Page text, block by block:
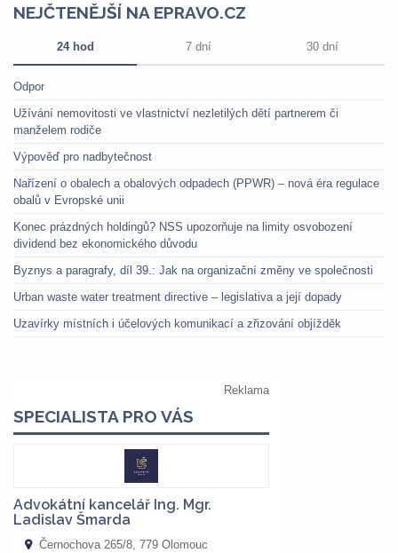
NEJČTENĚJŠÍ NA EPRAVO.CZ
24 hod 7 dní 30 dní
Odpor
Užívání nemovitosti ve vlastnictví nezletilých dětí partnerem či
manželem rodiče
Výpověď pro nadbytečnost
Nařízení o obalech a obalových odpadech (PPWR) – nová éra regulace
obalů v Evropské unii
Konec prázdných holdingů? NSS upozorňuje na limity osvobození
dividend bez ekonomického důvodu
Byznys a paragrafy, díl 39.: Jak na organizační změny ve společnosti
Urban waste water treatment directive – legislativa a její dopady
Uzavírky místních i účelových komunikací a zřizování objížděk